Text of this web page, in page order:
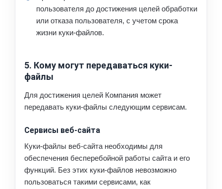
пользователя до достижения целей обработки
или отказа пользователя, с учетом срока
жизни куки-файлов.
5. Кому могут передаваться куки-
файлы
Для достижения целей Компания может
передавать куки-файлы следующим сервисам.
Сервисы веб-сайта
Куки-файлы веб-сайта необходимы для
обеспечения бесперебойной работы сайта и его
функций. Без этих куки-файлов невозможно
пользоваться такими сервисами, как